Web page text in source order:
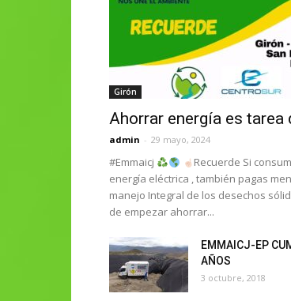
Girón
Ahorrar energía es tarea
admin - 29 mayo, 2024
#Emmaicj
Recuerde Si
energía eléctrica , también pagas
manejo Integral de los desechos
de empezar ahorrar...
EMMAICJ-EP
AÑOS
3 octubre, 2018